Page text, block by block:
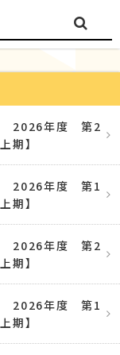
2026年度 第2
期】
2026年度 第1
期】
2026年度 第2
期】
2026年度 第1
期】